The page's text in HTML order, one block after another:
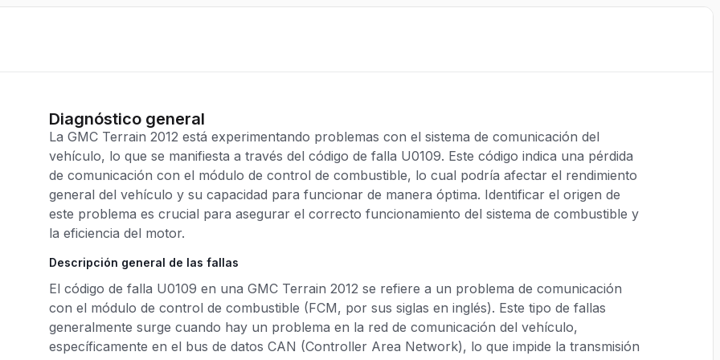
Diagnóstico general
La GMC Terrain 2012 está experimentando problemas con el sistema de comunicación del
vehículo, lo que se manifiesta a través del código de falla U0109. Este código indica una pérdida
de comunicación con el módulo de control de combustible, lo cual podría afectar el rendimiento
general del vehículo y su capacidad para funcionar de manera óptima. Identificar el origen de
este problema es crucial para asegurar el correcto funcionamiento del sistema de combustible y
la eficiencia del motor.
Descripción general de las fallas
El código de falla U0109 en una GMC Terrain 2012 se refiere a un problema de comunicación
con el módulo de control de combustible (FCM, por sus siglas en inglés). Este tipo de fallas
generalmente surge cuando hay un problema en la red de comunicación del vehículo,
específicamente en el bus de datos CAN (Controller Area Network), lo que impide la transmisión